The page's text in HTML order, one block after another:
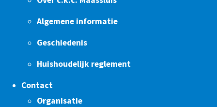
Algemene informatie
Geschiedenis
Huishoudelijk reglement
Contact
Organisatie